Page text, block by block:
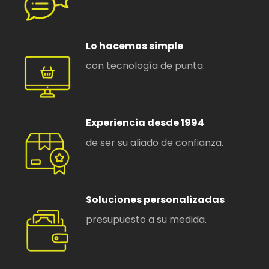
Lo hacemos simple
con tecnología de punta.
Experiencia desde 1994
de ser su aliado de confianza.
Soluciones personalizadas
presupuesto a su medida.